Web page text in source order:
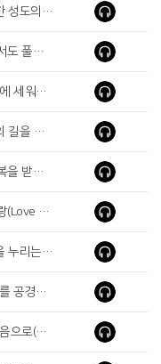
<주일2,3부예배>존귀한 성도의 믿음(Faith of the Glorious Saint)
<주일1부예배>하늘에서도 풀리리라( It Will Be Loosed in Heaven )
<주일4부예배>반석 위에 세워진 교회(The Church Built on the Rock)
<주일2,3부예배>믿음의 길을 계속 갑시다(Let's Continue on the Way of Faith)
<주일1부예배>삼중축복을 받는 그릇(The Jar Receiving the Three-Fold Blessing)
<주일4부예배>내리사랑(Love Flows Downward)
<주일2,3부예배>축복을 누리는 가정(Blessed Family)
<주일1부예배>네 부모를 공경하라(Honor Your Father and Your Mother)
<주일4부예배>오직 믿음으로(Only by Faith)